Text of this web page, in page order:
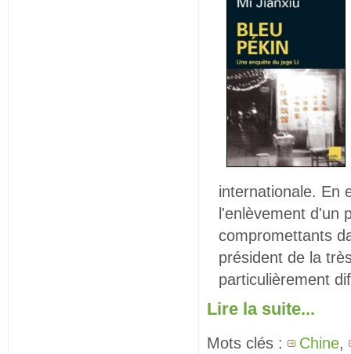
internationale. En
l'enlèvement d'un
compromettants
président de la
particulièrement
Lire la suite...
Mots clés : Chine,